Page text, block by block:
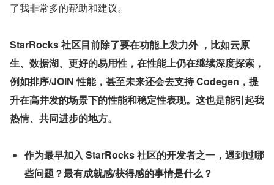
了我非常多的帮助和建议。
StarRocks 社区目前除了要在功能上发力外 ，比如云原
生、数据湖、更好的易用性，在性能上仍在继续深度探索，
例如排序/JOIN 性能，甚至未来还会去支持 Codegen，提
升在高并发的场景下的性能和稳定性表现。这也是能引起我
热情、共同进步的地方。
作为最早加入 StarRocks 社区的开发者之一，遇到过哪
些问题？最有成就感/获得感的事情是什么？